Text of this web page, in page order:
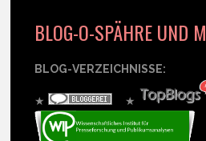
BLOG-O-SPÄHRE UND
BLOG-VERZEICHNISSE:
★ ★